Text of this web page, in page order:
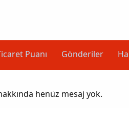
Puanı Gönderiler
henüz mesaj yok.